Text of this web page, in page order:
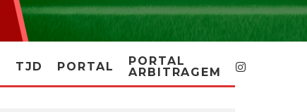
TJD PORTAL
PORTAL
ARBITRAGEM